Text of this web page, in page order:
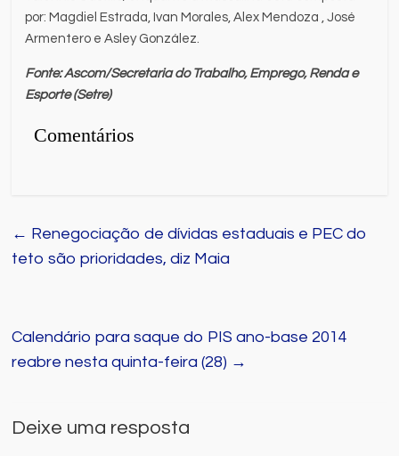
por: Magdiel Estrada, Ivan Morales, Alex Mendoza , José
Armentero e Asley González.
Fonte: Ascom/Secretaria do Trabalho, Emprego, Renda e
Esporte (Setre)
Comentários
← Renegociação de dívidas estaduais e PEC do
teto são prioridades, diz Maia
Calendário para saque do PIS ano-base 2014
reabre nesta quinta-feira (28) →
Deixe uma resposta